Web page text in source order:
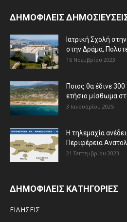
ΔΗΜΟΦΙΛΕΙΣ
Ιατρική Σχολή
στην Δράμα,
16 Νοεμβρίου 2023
Ποιος θα έδινε
ετήσιο μίσθωμα
3 Ιανουαρίου 2025
Η τηλεμαχία
Περιφέρεια
21 Σεπτεμβρίου 2023
ΔΗΜΟΦΙΛΕΙΣ ΚΑΤΗΓΟΡΙΕΣ
ΕΙΔΗΣΕΙΣ